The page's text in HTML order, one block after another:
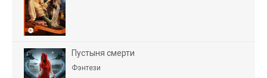
Пустыня смерти
Фэнтези